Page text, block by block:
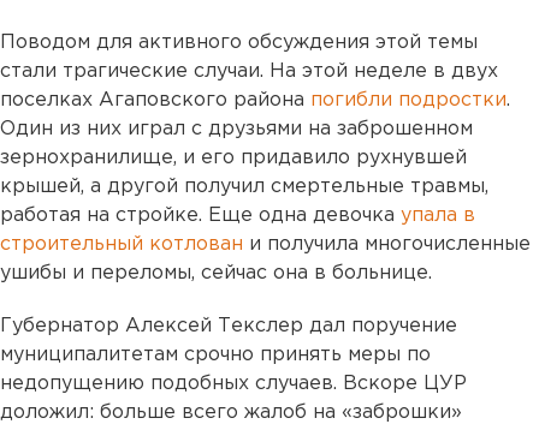
Поводом для активного обсуждения этой темы
стали трагические случаи. На этой неделе в двух
поселках Агаповского района погибли подростки.
Один из них играл с друзьями на заброшенном
зернохранилище, и его придавило рухнувшей
крышей, а другой получил смертельные травмы,
работая на стройке. Еще одна девочка упала в
строительный котлован и получила многочисленные
ушибы и переломы, сейчас она в больнице.
Губернатор Алексей Текслер дал поручение
муниципалитетам срочно принять меры по
недопущению подобных случаев. Вскоре ЦУР
доложил: больше всего жалоб на «заброшки»